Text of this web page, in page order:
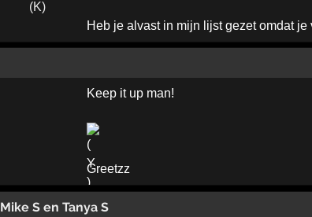
Heb je alvast in mijn lijst gezet omdat
Keep it up man!
Greetzz
Mike S en Tanya S